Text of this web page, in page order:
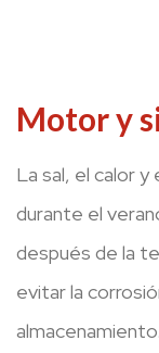
Motor y
La sal, el calor
durante el
después de la
evitar la
almacenamiento.